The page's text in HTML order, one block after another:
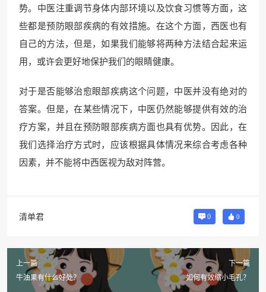
势。中医注重调节身体内部环境以及饮食习惯等方面，这
些都是预防眼部疾病的有效措施。在这个方面，西医也有
自己的方法，但是，如果我们能够将两种方法结合起来运
用，或许会更好地保护我们的眼睛健康。
对于是否能够治愈眼部疾病这个问题，中医并没有绝对的
答案。但是，在某些情况下，中医仍然能够提供有效的治
疗方案，并且在预防眼部疾病方面也具有优势。因此，在
我们选择治疗方式时，应该根据具体情况来综合考虑各种
因素，并不能将中西医视为敌对阵营。
清单君 0 0
上一篇
牛油果有什么好处？
下一篇
如何有效缩小毛孔？